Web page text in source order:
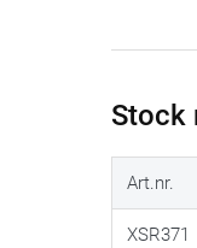
Stock
Art.nr.
XSR371